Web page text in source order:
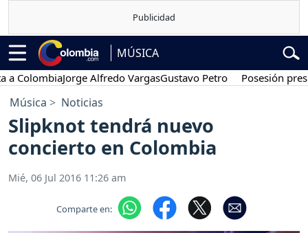
MÚSICA
Jorge Alfredo VargasGustavo Petro Posesión
Música Noticias
Slipknot tendrá nuevo
concierto en Colombia
Mié, 06 Jul 2016 11:26 am
Comparte en: